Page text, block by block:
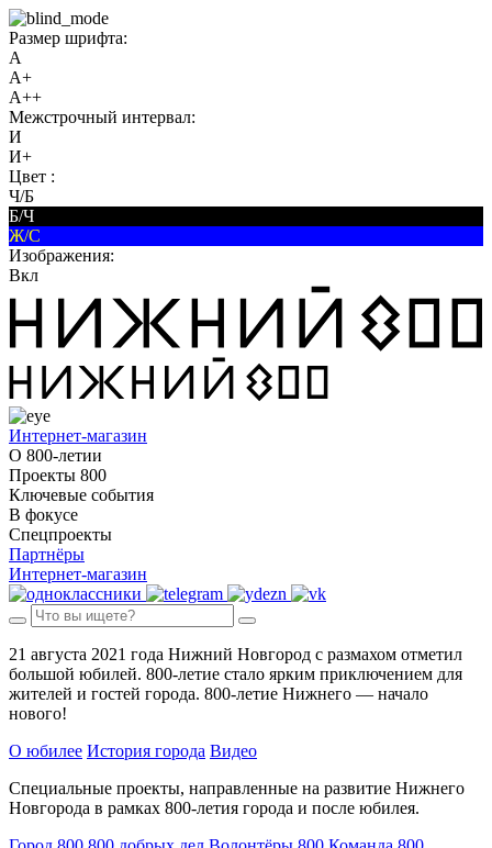
Размер шрифта:
A
A+
A++
Межстрочный интервал:
И
И+
Цвет :
Ч/Б
Б/Ч
Ж/С
Изображения:
Вкл
Интернет-магазин
О 800-летии
Проекты 800
Ключевые события
В фокусе
Спецпроекты
Партнёры
Интернет-магазин
21 августа 2021 года Нижний Новгород с размахом отметил
большой юбилей. 800-летие стало ярким приключением для
жителей и гостей города. 800-летие Нижнего — начало
нового!
О юбилее История города Видео
Специальные проекты, направленные на развитие Нижнего
Новгорода в рамках 800-летия города и после юбилея.